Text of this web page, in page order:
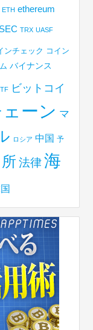
ETH ethereum
SEC TRX UASF
ンチェック コイン
バイナンス
ビットコイ
ーン マ
ロシア 中国 予
法律 海